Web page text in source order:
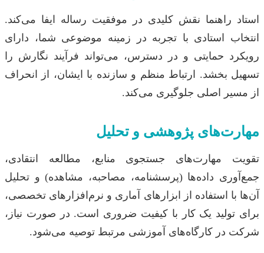
استاد راهنما نقش کلیدی در موفقیت رساله ایفا می‌کند.
انتخاب استادی با تجربه در زمینه موضوعی شما، دارای
رویکرد حمایتی و در دسترس، می‌تواند فرآیند نگارش را
تسهیل بخشد. ارتباط منظم و سازنده با ایشان، از انحراف
از مسیر اصلی جلوگیری می‌کند.
مهارت‌های پژوهشی و تحلیل
تقویت مهارت‌های جستجوی منابع، مطالعه انتقادی،
جمع‌آوری داده‌ها (پرسشنامه، مصاحبه، مشاهده) و تحلیل
آن‌ها با استفاده از ابزارهای آماری و نرم‌افزارهای تخصصی،
برای تولید یک کار با کیفیت ضروری است. در صورت نیاز،
شرکت در کارگاه‌های آموزشی مرتبط توصیه می‌شود.